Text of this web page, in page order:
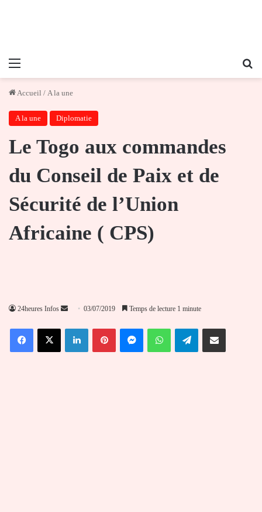
Menu
Accueil / A la une
A la une Diplomatie
Le Togo aux commandes
du Conseil de Paix et de
Sécurité de l’Union
Africaine ( CPS)
24heures Infos
Envoyer
courriel
03/07/2019 Temps de lecture 1 minute
FacebookX LinkedinPinterestMessengerWhatsAppTelegramPartager par email